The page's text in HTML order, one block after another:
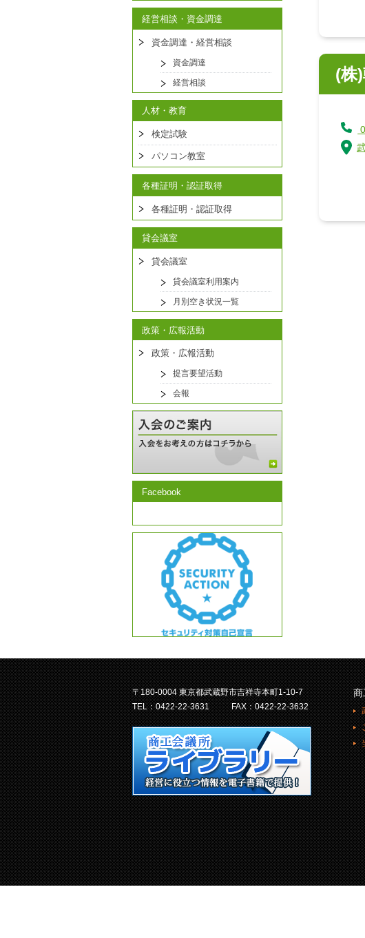
経営相談・資金調達
資金調達・経営相談
資金調達
経営相談
人材・教育
検定試験
パソコン教室
各種証明・認証取得
各種証明・認証取得
貸会議室
貸会議室
貸会議室利用案内
月別空き状況一覧
政策・広報活動
政策・広報活動
提言要望活動
会報
Facebook
(株
〒180-0004 東京都武蔵野市吉祥寺本町1-10-7
TEL：0422-22-3631
FAX：0422-22-3632
商